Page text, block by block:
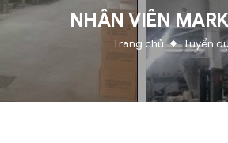
NHÂN VIÊN
Trang chủ Tuyển